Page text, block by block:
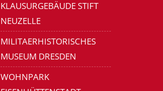
KLAUSURGEBÄUDE STIFT
NEUZELLE
MILITAERHISTORISCHES
MUSEUM DRESDEN
WOHNPARK